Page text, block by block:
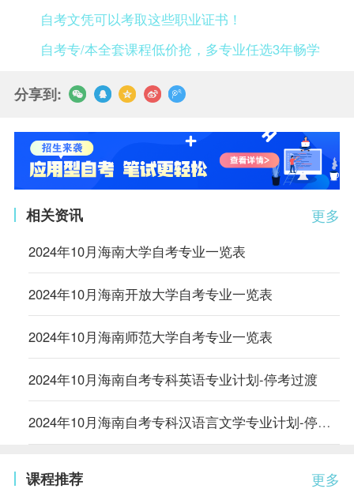
自考文凭可以考取这些职业证书！
自考专/本全套课程低价抢，多专业任选3年畅学
分享到:
更多
相关资讯
2024年10月海南大学自考专业一览表
2024年10月海南开放大学自考专业一览表
2024年10月海南师范大学自考专业一览表
2024年10月海南自考专科英语专业计划-停考过渡
2024年10月海南自考专科汉语言文学专业计划-停考过渡
更多
课程推荐